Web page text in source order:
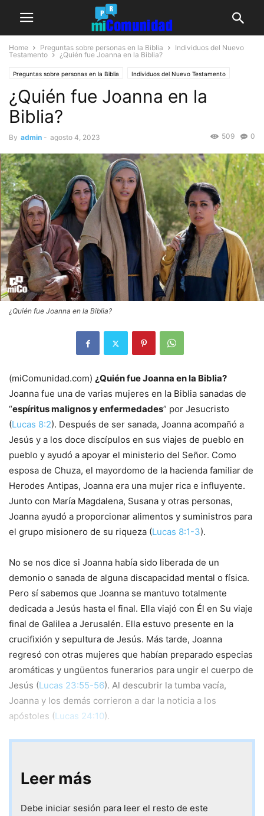
Home Preguntas sobre personas en la Biblia
Individuos del Nuevo
Testamento
¿Quién fue Joanna en la Biblia?
Preguntas sobre personas en la Biblia Individuos del Nuevo Testamento
¿Quién fue Joanna en la
Biblia?
By admin - agosto 4, 2023 0
509
¿Quién fue Joanna en la Biblia?
(miComunidad.com) ¿Quién fue Joanna en la Biblia?
Joanna fue una de varias mujeres en la Biblia sanadas de
“espíritus malignos y enfermedades” por Jesucristo
(Lucas 8:2). Después de ser sanada, Joanna acompañó a
Jesús y a los doce discípulos en sus viajes de pueblo en
pueblo y ayudó a apoyar el ministerio del Señor. Como
esposa de Chuza, el mayordomo de la hacienda familiar de
Herodes Antipas, Joanna era una mujer rica e influyente.
Junto con María Magdalena, Susana y otras personas,
Joanna ayudó a proporcionar alimentos y suministros para
el grupo misionero de su riqueza (Lucas 8:1-3).
No se nos dice si Joanna había sido liberada de un
demonio o sanada de alguna discapacidad mental o física.
Pero sí sabemos que Joanna se mantuvo totalmente
dedicada a Jesús hasta el final. Ella viajó con Él en Su viaje
final de Galilea a Jerusalén. Ella estuvo presente en la
crucifixión y sepultura de Jesús. Más tarde, Joanna
regresó con otras mujeres que habían preparado especias
aromáticas y ungüentos funerarios para ungir el cuerpo de
Jesús (Lucas 23:55-56). Al descubrir la tumba vacía,
Joanna y los demás corrieron a dar la noticia a los
apóstoles (Lucas 24:10).
Leer más
Debe iniciar sesión para leer el resto de este